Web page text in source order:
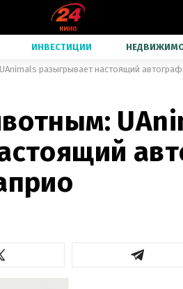
ИНВЕСТИЦИИ
разыгрывает настоящий